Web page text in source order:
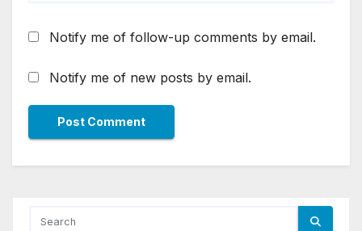
Notify me of follow-up comments by email.
Notify me of new posts by email.